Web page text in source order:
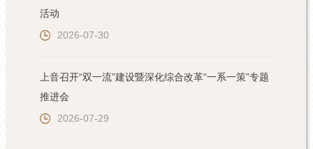
活动
2026-07-30
上音召开“双一流”建设暨深化综合改革“一系一策”专题
推进会
2026-07-29